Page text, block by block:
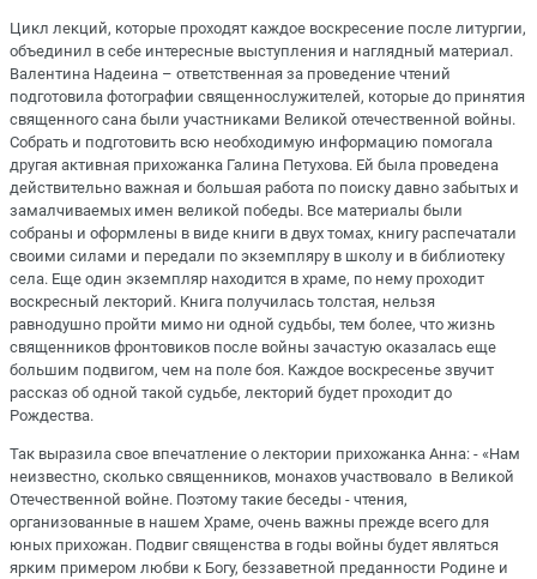
Цикл лекций, которые проходят каждое воскресение после литургии,
объединил в себе интересные выступления и наглядный материал.
Валентина Надеина – ответственная за проведение чтений
подготовила фотографии священнослужителей, которые до принятия
священного сана были участниками Великой отечественной войны.
Собрать и подготовить всю необходимую информацию помогала
другая активная прихожанка Галина Петухова. Ей была проведена
действительно важная и большая работа по поиску давно забытых и
замалчиваемых имен великой победы. Все материалы были
собраны и оформлены в виде книги в двух томах, книгу распечатали
своими силами и передали по экземпляру в школу и в библиотеку
села. Еще один экземпляр находится в храме, по нему проходит
воскресный лекторий. Книга получилась толстая, нельзя
равнодушно пройти мимо ни одной судьбы, тем более, что жизнь
священников фронтовиков после войны зачастую оказалась еще
большим подвигом, чем на поле боя. Каждое воскресенье звучит
рассказ об одной такой судьбе, лекторий будет проходит до
Рождества.
Так выразила свое впечатление о лектории прихожанка Анна: - «Нам
неизвестно, сколько священников, монахов участвовало в Великой
Отечественной войне. Поэтому такие беседы - чтения,
организованные в нашем Храме, очень важны прежде всего для
юных прихожан. Подвиг священства в годы войны будет являться
ярким примером любви к Богу, беззаветной преданности Родине и